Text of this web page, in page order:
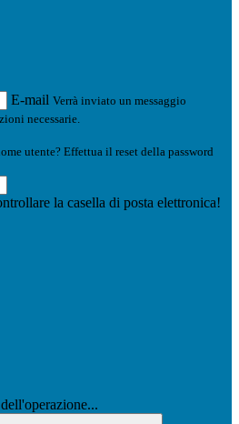
E-mail Verrà inviato un messaggio
necessarie.
utente? Effettua il reset della password
la casella di posta elettronica!